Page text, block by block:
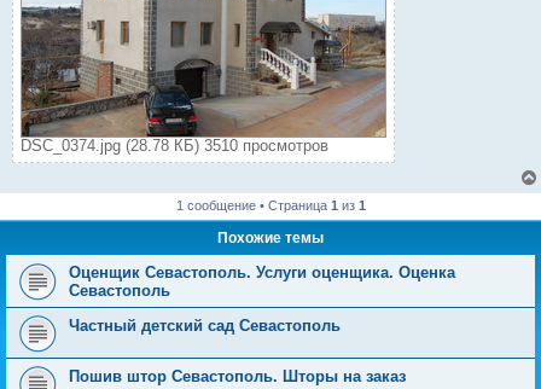
DSC_0374.jpg (28.78 КБ) 3510 просмотров
1 сообщение • Страница 1 из 1
Похожие темы
Оценщик Севастополь. Услуги оценщика. Оценка
Севастополь
Частный детский сад Севастополь
Пошив штор Севастополь. Шторы на заказ